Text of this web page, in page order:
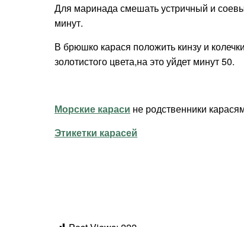
Для маринада смешать устричный и
минут.
В брюшко карася положить кинзу и
золотистого цвета,на это уйдет минут 50.
Морские караси не родственники
Этикетки карасей